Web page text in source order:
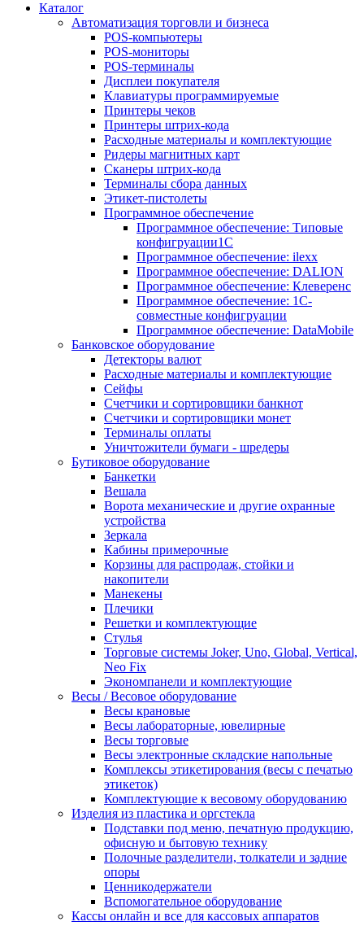
Каталог
Автоматизация торговли и бизнеса
POS-компьютеры
POS-мониторы
POS-терминалы
Дисплеи покупателя
Клавиатуры программируемые
Принтеры чеков
Принтеры штрих-кода
Расходные материалы и комплектующие
Ридеры магнитных карт
Сканеры штрих-кода
Терминалы сбора данных
Этикет-пистолеты
Программное обеспечение
Программное обеспечение: Типовые
конфигруации1С
Программное обеспечение: ilexx
Программное обеспечение: DALION
Программное обеспечение: Клеверенс
Программное обеспечение: 1С-
совместные конфигруации
Программное обеспечение: DataMobile
Банковское оборудование
Детекторы валют
Расходные материалы и комплектующие
Сейфы
Счетчики и сортировщики банкнот
Счетчики и сортировщики монет
Терминалы оплаты
Уничтожители бумаги - шредеры
Бутиковое оборудование
Банкетки
Вешала
Ворота механические и другие охранные
устройства
Зеркала
Кабины примерочные
Корзины для распродаж, стойки и
накопители
Манекены
Плечики
Решетки и комплектующие
Стулья
Торговые системы Joker, Uno, Global, Vertical,
Neo Fix
Экономпанели и комплектующие
Весы / Весовое оборудование
Весы крановые
Весы лабораторные, ювелирные
Весы торговые
Весы электронные складские напольные
Комплексы этикетирования (весы с печатью
этикеток)
Комплектующие к весовому оборудованию
Изделия из пластика и оргстекла
Подставки под меню, печатную продукцию,
офисную и бытовую технику
Полочные разделители, толкатели и задние
опоры
Ценникодержатели
Вспомогательное оборудование
Кассы онлайн и все для кассовых аппаратов